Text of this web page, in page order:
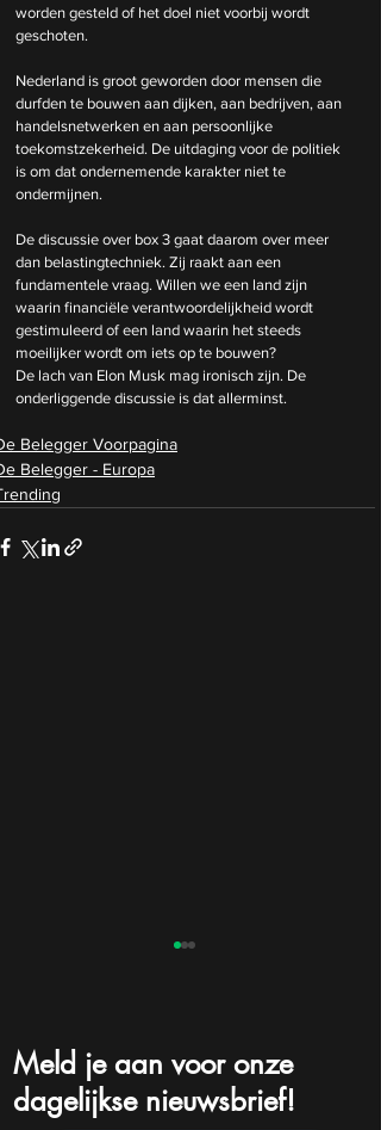
worden gesteld of het doel niet voorbij wordt
geschoten.
Nederland is groot geworden door mensen die
durfden te bouwen aan dijken, aan bedrijven, aan
handelsnetwerken en aan persoonlijke
toekomstzekerheid. De uitdaging voor de politiek
is om dat ondernemende karakter niet te
ondermijnen.
De discussie over box 3 gaat daarom over meer
dan belastingtechniek. Zij raakt aan een
fundamentele vraag. Willen we een land zijn
waarin financiële verantwoordelijkheid wordt
gestimuleerd of een land waarin het steeds
moeilijker wordt om iets op te bouwen?
De lach van Elon Musk mag ironisch zijn. De
onderliggende discussie is dat allerminst.
Belegger Voorpagina
Belegger - Europa
Meld je aan voor onze
dagelijkse nieuwsbrief!